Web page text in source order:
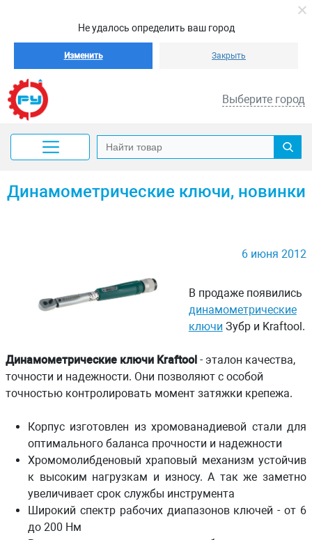
Не удалось определить ваш город
Изменить Закрыть
Выберите город
Динамометрические ключи, новинки
6 июня 2012
В продаже появились
динамометрические
ключи Зубр и Kraftool.
Динамометрические ключи Kraftool - эталон качества,
точности и надежности. Они позволяют с особой
точностью контролировать момент затяжки крепежа.
Корпус изготовлен из хромованадиевой стали для
оптимального баланса прочности и надежности
Хромомолибденовый храповый механизм устойчив
к высоким нагрузкам и износу. А так же заметно
увеличивает срок службы инструмента
Широкий спектр рабочих диапазонов ключей - от 6
до 200 Нм